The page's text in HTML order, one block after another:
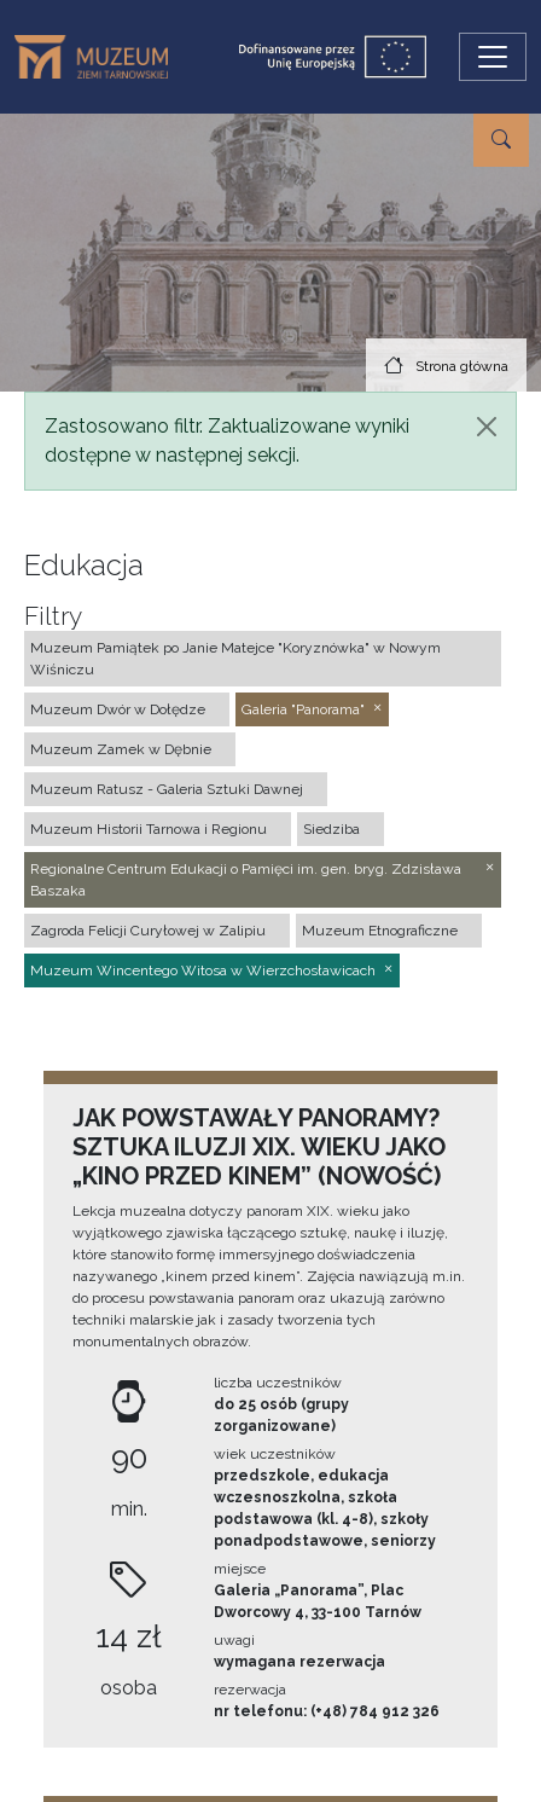
Strona główna
Komunikat
Zastosowano filtr. Zaktualizowane wyniki
dostępne w następnej sekcji.
Edukacja
Filtry
Muzeum Pamiątek po Janie Matejce "Koryznówka" w Nowym
Wiśniczu
Muzeum Dwór w Dołędze Galeria "Panorama"
Muzeum Zamek w Dębnie
Muzeum Ratusz - Galeria Sztuki Dawnej
Muzeum Historii Tarnowa i Regionu Siedziba
Regionalne Centrum Edukacji o Pamięci im. gen. bryg. Zdzisława
Baszaka
Zagroda Felicji Curyłowej w Zalipiu Muzeum Etnograficzne
Muzeum Wincentego Witosa w Wierzchosławicach
JAK POWSTAWAŁY PANORAMY?
SZTUKA ILUZJI XIX. WIEKU JAKO
„KINO PRZED KINEM” (NOWOŚĆ)
Lekcja muzealna dotyczy panoram XIX. wieku jako
wyjątkowego zjawiska łączącego sztukę, naukę i iluzję,
które stanowiło formę immersyjnego doświadczenia
nazywanego „kinem przed kinem”. Zajęcia nawiązują m.in.
do procesu powstawania panoram oraz ukazują zarówno
techniki malarskie jak i zasady tworzenia tych
monumentalnych obrazów.
90
min.
14 zł
osoba
liczba uczestników
do 25 osób (grupy
zorganizowane)
wiek uczestników
przedszkole, edukacja
wczesnoszkolna, szkoła
podstawowa (kl. 4-8), szkoły
ponadpodstawowe, seniorzy
miejsce
Galeria „Panorama”, Plac
Dworcowy 4, 33-100 Tarnów
uwagi
wymagana rezerwacja
rezerwacja
nr telefonu: (+48) 784 912 326